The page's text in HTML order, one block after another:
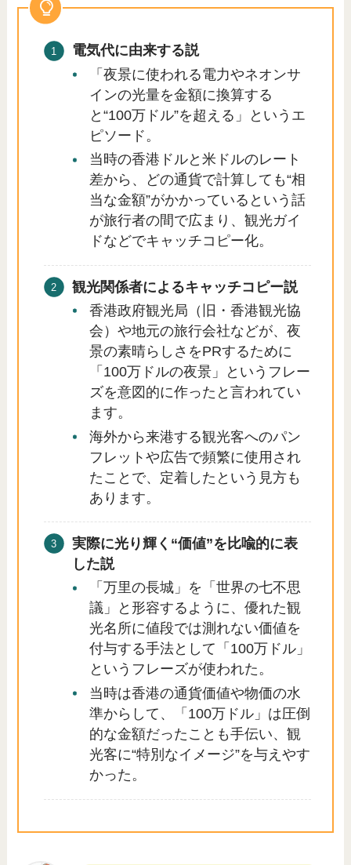
電気代に由来する説
「夜景に使われる電力やネオンサ
インの光量を金額に換算する
と“100万ドル”を超える」というエ
ピソード。
当時の香港ドルと米ドルのレート
差から、どの通貨で計算しても“相
当な金額”がかかっているという話
が旅行者の間で広まり、観光ガイ
ドなどでキャッチコピー化。
観光関係者によるキャッチコピー説
香港政府観光局（旧・香港観光協
会）や地元の旅行会社などが、夜
景の素晴らしさをPRするために
「100万ドルの夜景」というフレー
ズを意図的に作ったと言われてい
ます。
海外から来港する観光客へのパン
フレットや広告で頻繁に使用され
たことで、定着したという見方も
あります。
実際に光り輝く“価値”を比喩的に表
した説
「万里の長城」を「世界の七不思
議」と形容するように、優れた観
光名所に値段では測れない価値を
付与する手法として「100万ドル」
というフレーズが使われた。
当時は香港の通貨価値や物価の水
準からして、「100万ドル」は圧倒
的な金額だったことも手伝い、観
光客に“特別なイメージ”を与えやす
かった。